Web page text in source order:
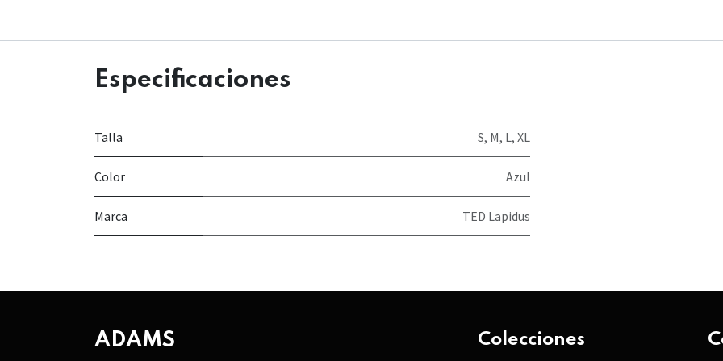
Especificaciones
Talla S, M, L, XL
Color Azul
Marca TED Lapidus
ADAMS Colecciones